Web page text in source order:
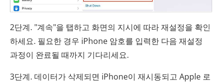
2단계. "계속"을 탭하고 화면의 지시에 따라 재설정을 확인
하세요. 필요한 경우 iPhone 암호를 입력한 다음 재설정
과정이 완료될 때까지 기다리세요.
3단계. 데이터가 삭제되면 iPhone이 재시동되고 Apple 로